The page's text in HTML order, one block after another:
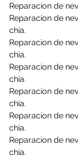
Reparacion de
Reparacion de
chia.
Reparacion de
chia.
Reparacion de
chia.
Reparacion de
chia.
Reparacion de
chia.
Reparacion de
chia.